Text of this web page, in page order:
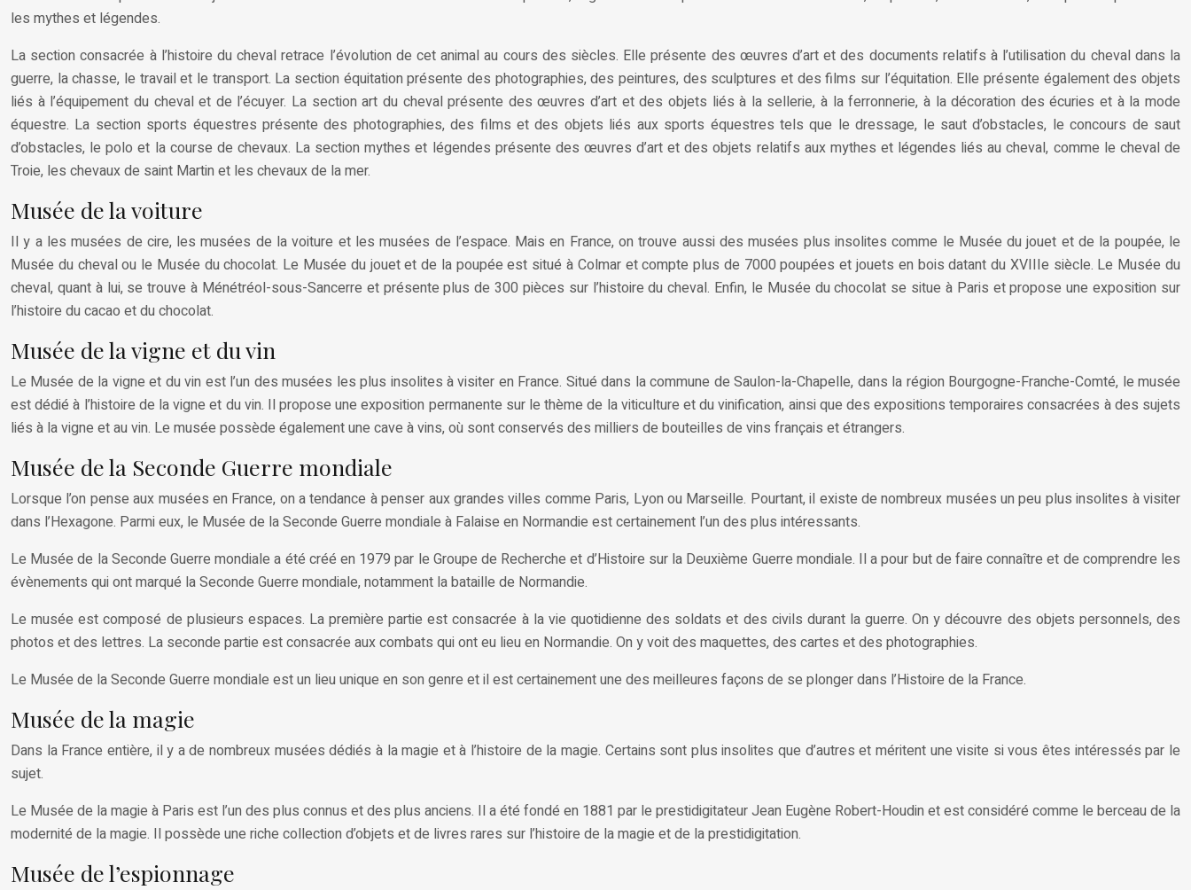
les mythes et légendes.
La section consacrée à l’histoire du cheval retrace l’évolution de cet animal au cours des siècles. Elle présente des œuvres d’art et des documents relatifs à l’utilisation du cheval dans la
guerre, la chasse, le travail et le transport. La section équitation présente des photographies, des peintures, des sculptures et des films sur l’équitation. Elle présente également des objets
liés à l’équipement du cheval et de l’écuyer. La section art du cheval présente des œuvres d’art et des objets liés à la sellerie, à la ferronnerie, à la décoration des écuries et à la mode
équestre. La section sports équestres présente des photographies, des films et des objets liés aux sports équestres tels que le dressage, le saut d’obstacles, le concours de saut
d’obstacles, le polo et la course de chevaux. La section mythes et légendes présente des œuvres d’art et des objets relatifs aux mythes et légendes liés au cheval, comme le cheval de
Troie, les chevaux de saint Martin et les chevaux de la mer.
Musée de la voiture
Il y a les musées de cire, les musées de la voiture et les musées de l’espace. Mais en France, on trouve aussi des musées plus insolites comme le Musée du jouet et de la poupée, le
Musée du cheval ou le Musée du chocolat. Le Musée du jouet et de la poupée est situé à Colmar et compte plus de 7000 poupées et jouets en bois datant du XVIIIe siècle. Le Musée du
cheval, quant à lui, se trouve à Ménétréol-sous-Sancerre et présente plus de 300 pièces sur l’histoire du cheval. Enfin, le Musée du chocolat se situe à Paris et propose une exposition sur
l’histoire du cacao et du chocolat.
Musée de la vigne et du vin
Le Musée de la vigne et du vin est l’un des musées les plus insolites à visiter en France. Situé dans la commune de Saulon-la-Chapelle, dans la région Bourgogne-Franche-Comté, le musée
est dédié à l’histoire de la vigne et du vin. Il propose une exposition permanente sur le thème de la viticulture et du vinification, ainsi que des expositions temporaires consacrées à des sujets
liés à la vigne et au vin. Le musée possède également une cave à vins, où sont conservés des milliers de bouteilles de vins français et étrangers.
Musée de la Seconde Guerre mondiale
Lorsque l’on pense aux musées en France, on a tendance à penser aux grandes villes comme Paris, Lyon ou Marseille. Pourtant, il existe de nombreux musées un peu plus insolites à visiter
dans l’Hexagone. Parmi eux, le Musée de la Seconde Guerre mondiale à Falaise en Normandie est certainement l’un des plus intéressants.
Le Musée de la Seconde Guerre mondiale a été créé en 1979 par le Groupe de Recherche et d’Histoire sur la Deuxième Guerre mondiale. Il a pour but de faire connaître et de comprendre les
évènements qui ont marqué la Seconde Guerre mondiale, notamment la bataille de Normandie.
Le musée est composé de plusieurs espaces. La première partie est consacrée à la vie quotidienne des soldats et des civils durant la guerre. On y découvre des objets personnels, des
photos et des lettres. La seconde partie est consacrée aux combats qui ont eu lieu en Normandie. On y voit des maquettes, des cartes et des photographies.
Le Musée de la Seconde Guerre mondiale est un lieu unique en son genre et il est certainement une des meilleures façons de se plonger dans l’Histoire de la France.
Musée de la magie
Dans la France entière, il y a de nombreux musées dédiés à la magie et à l’histoire de la magie. Certains sont plus insolites que d’autres et méritent une visite si vous êtes intéressés par le
sujet.
Le Musée de la magie à Paris est l’un des plus connus et des plus anciens. Il a été fondé en 1881 par le prestidigitateur Jean Eugène Robert-Houdin et est considéré comme le berceau de la
modernité de la magie. Il possède une riche collection d’objets et de livres rares sur l’histoire de la magie et de la prestidigitation.
Musée de l’espionnage